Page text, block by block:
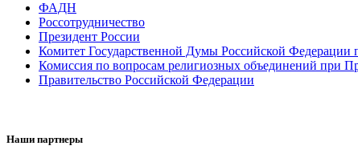
ФАДН
Россотрудничество
Президент России
Комитет Государственной Думы Российской Федерации
Комиссия по вопросам религиозных объединений при
Правительство Российской Федерации
Наши партнеры